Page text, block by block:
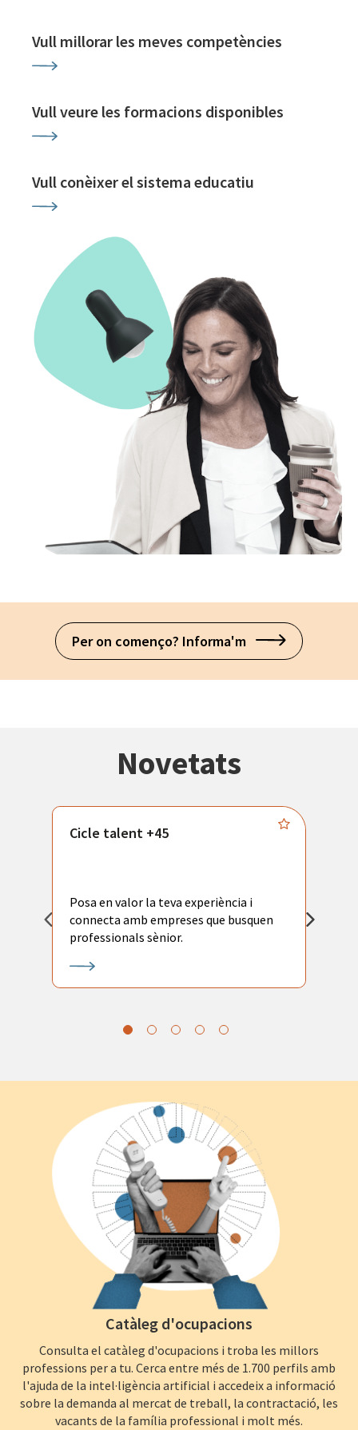
Vull millorar les meves competències
Vull veure les formacions disponibles
Vull conèixer el sistema educatiu
Per on començo? Informa'm
Novetats
Cicle talent +45
Posa en valor la teva experiència i
connecta amb empreses que busquen
professionals sènior.
Catàleg d'ocupacions
Consulta el catàleg d'ocupacions i troba les millors
professions per a tu. Cerca entre més de 1.700 perfils amb
l'ajuda de la intel·ligència artificial i accedeix a informació
sobre la demanda al mercat de treball, la contractació, les
vacants de la família professional i molt més.